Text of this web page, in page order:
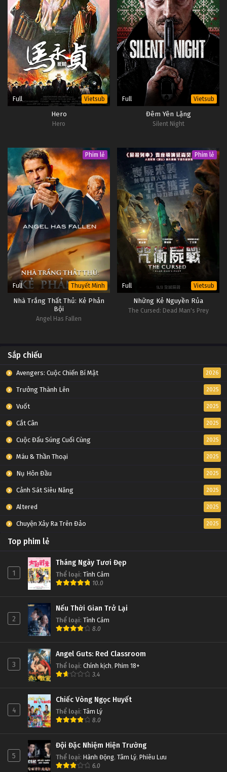
Full Vietsub
Hero
Hero
Full Vietsub
Đêm Yên Lặng
Silent Night
Phim lẻ
Full Thuyết Minh
Nhà Trắng Thất Thủ: Kẻ Phản
Bội
Angel Has Fallen
Phim lẻ
Full Vietsub
Những Kẻ Nguyền Rủa
The Cursed: Dead Man's Prey
Sắp chiếu
Avengers: Cuộc Chiến Bí Mật 2026
Trưởng Thành Lên 2025
Vuốt 2025
Cắt Cân 2025
Cuộc Đấu Súng Cuối Cùng 2025
Máu & Thần Thoại 2025
Nụ Hôn Đầu 2025
Cảnh Sát Siêu Năng 2025
Altered 2025
Chuyện Xảy Ra Trên Đảo 2025
Top phim lẻ
1
Tháng Ngày Tươi Đẹp
Thể loại: Tình Cảm
10.0
2
Nếu Thời Gian Trở Lại
Thể loại: Tình Cảm
8.0
3
Angel Guts: Red Classroom
Thể loại: Chính kịch, Phim 18+
3.4
4
Chiếc Vòng Ngọc Huyết
Thể loại: Tâm Lý
8.0
5
Đội Đặc Nhiệm Hiện Trường
Thể loại: Hành Động, Tâm Lý, Phiêu Lưu
6.0